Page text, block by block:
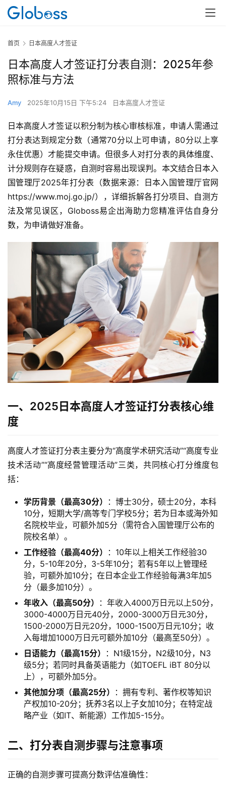
首页 日本高度人才签证
日本高度人才签证打分表自测：2025年参
照标准与方法
Amy 2025年10月15日 下午5:24 日本高度人才签证
日本高度人才签证以积分制为核心审核标准，申请人需通过
打分表达到规定分数（通常70分以上可申请，80分以上享
永住优惠）才能提交申请。但很多人对打分表的具体维度、
计分规则存在疑惑，自测时容易出现误判。本文结合日本入
国管理厅2025年打分表（数据来源：日本入国管理厅官网
https://www.moj.go.jp/），详细拆解各打分项目、自测方
法及常见误区，Globoss易企出海助力您精准评估自身分
数，为申请做好准备。
一、2025日本高度人才签证打分表核心维
度
高度人才签证打分表主要分为“高度学术研究活动”“高度专业
技术活动”“高度经营管理活动”三类，共同核心打分维度包
括：
学历背景（最高30分）
：博士30分，硕士20分，本科
10分，短期大学/高等专门学校5分；若为日本或海外知
名院校毕业，可额外加5分（需符合入国管理厅公布的
院校名单）。
工作经验（最高40分）
：10年以上相关工作经验30
分，5-10年20分，3-5年10分；若有5年以上管理经
验，可额外加10分；在日本企业工作经验每满3年加5
分（最多加10分）。
年收入（最高50分）
：年收入4000万日元以上50分，
3000-4000万日元40分，2000-3000万日元30分，
1500-2000万日元20分，1000-1500万日元10分；收
入每增加1000万日元可额外加10分（最高至50分）。
日语能力（最高15分）
：N1级15分，N2级10分，N3
级5分；若同时具备英语能力（如TOEFL iBT 80分以
上），可额外加5分。
其他加分项（最高25分）
：拥有专利、著作权等知识
产权加10-20分；抚养3名以上子女加10分；在特定战
略产业（如IT、新能源）工作加5-15分。
二、打分表自测步骤与注意事项
正确的自测步骤可提高分数评估准确性：